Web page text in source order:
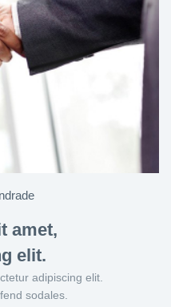
amet,
elit.
adipiscing elit.
sodales.